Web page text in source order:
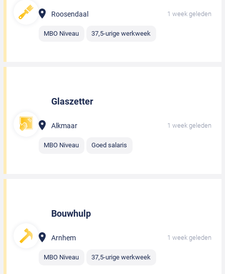
Roosendaal 1 week geleden
MBO Niveau 37,5-urige werkweek
Glaszetter
Alkmaar 1 week geleden
MBO Niveau Goed salaris
Bouwhulp
Arnhem 1 week geleden
MBO Niveau 37,5-urige werkweek